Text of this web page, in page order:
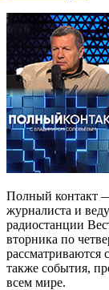
Полный контакт —
журналиста и
радиостанции
вторника по
рассматриваются
также события,
всем мире.